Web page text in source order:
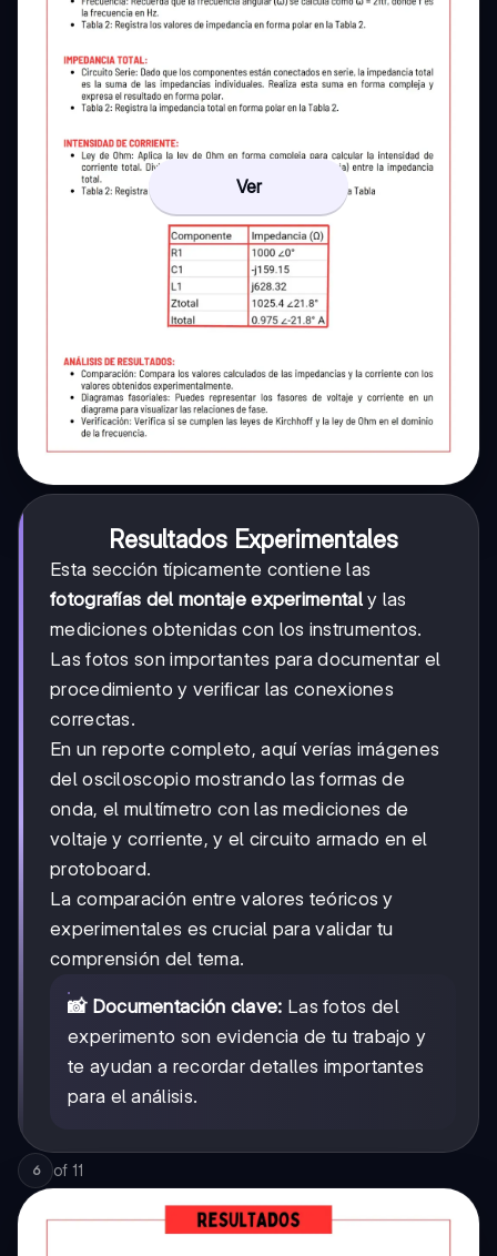
Ver
Resultados Experimentales
Esta sección típicamente contiene las
fotografías del montaje experimentaly las
mediciones obtenidas con los instrumentos.
Las fotos son importantes para documentar el
procedimiento y verificar las conexiones
correctas.
En un reporte completo, aquí verías imágenes
del osciloscopio mostrando las formas de
onda, el multímetro con las mediciones de
voltaje y corriente, y el circuito armado en el
protoboard.
La comparación entre valores teóricos y
experimentales es crucial para validar tu
comprensión del tema.
📸 Documentación clave: Las fotos del
experimento son evidencia de tu trabajo y
te ayudan a recordar detalles importantes
para el análisis.
6 of 11